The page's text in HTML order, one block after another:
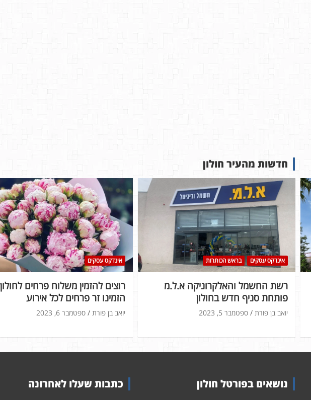
חדשות מהעיר חולון
אינדקס עסקים בראש הכותרות
רשת החשמל והאלקרוניקה א.ל.מ
פותחת סניף חדש בחולון
ספטמבר 5, 2023 יואב בן פורת
בראש הכותרות נדל"ן
חברת אורון נדל"ן תבנה 270 יח"ד
בפרוייטק פינוי בינוי חדש ברחוב חנקין
ספטמבר 5, 2023 יואב בן פורת
נושאים בפורטל חולון כתבות שעלו לאחרונה